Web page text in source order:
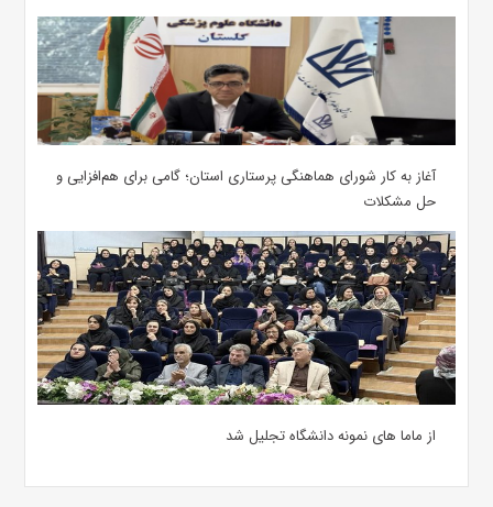
آغاز به کار شورای هماهنگی پرستاری استان؛ گامی برای هم‌افزایی و
حل مشکلات
از ماما های نمونه دانشگاه تجلیل شد